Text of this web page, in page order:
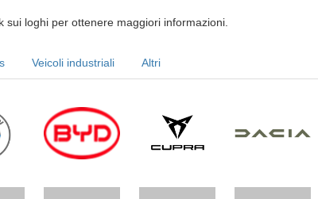
sui loghi per ottenere maggiori informazioni.
Veicoli industriali Altri